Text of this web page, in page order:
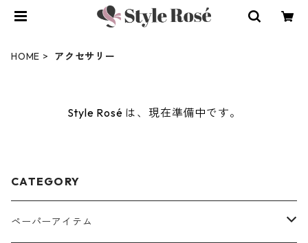
HOME アクセサリー
Style Rosé は、現在準備中です。
CATEGORY
ペーパーアイテム